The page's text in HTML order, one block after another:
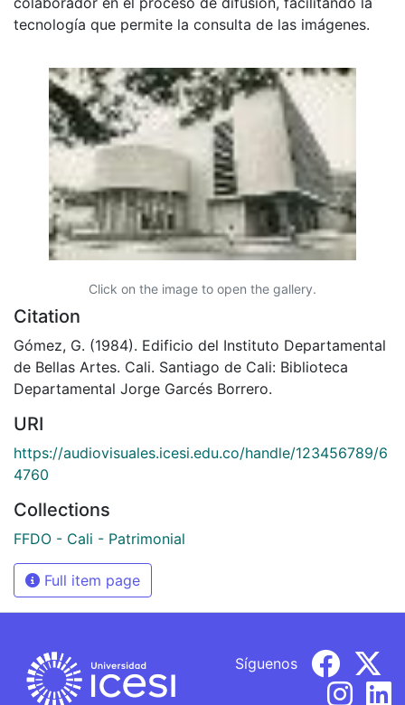
tecnología que permite la consulta de las imágenes.
Click on the image to open the gallery.
Citation
Gómez, G. (1984). Edificio del Instituto Departamental
de Bellas Artes. Cali. Santiago de Cali: Biblioteca
Departamental Jorge Garcés Borrero.
URI
https://audiovisuales.icesi.edu.co/handle/123456789/6
4760
Collections
FFDO - Cali - Patrimonial
Full item page
Síguenos